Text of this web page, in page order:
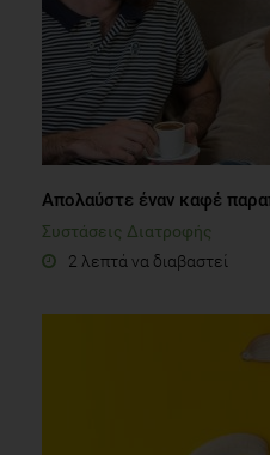
Απολαύστε έναν καφέ
Συστάσεις Διατροφής
2 λεπτά να διαβαστεί